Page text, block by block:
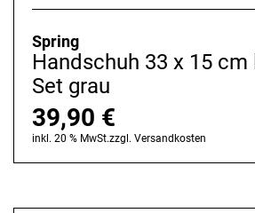
Spring
Handschuh 33 x 15 cm
Set grau
39,90 €
inkl. 20 % MwSt.zzgl. Versandkosten